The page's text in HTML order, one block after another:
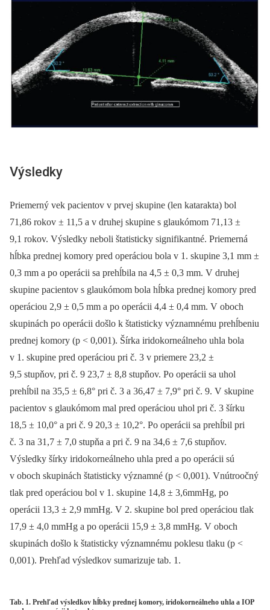
Výsledky
Priemerný vek pacientov v prvej skupine (len katarakta) bol
71,86 rokov ± 11,5 a v druhej skupine s glaukómom 71,13 ±
9,1 rokov. Výsledky neboli štatisticky signifikantné. Priemerná
hĺbka prednej komory pred operáciou bola v 1. skupine 3,1 mm ±
0,3 mm a po operácii sa prehĺbila na 4,5 ± 0,3 mm. V druhej
skupine pacientov s glaukómom bola hĺbka prednej komory pred
operáciou 2,9 ± 0,5 mm a po operácii 4,4 ± 0,4 mm. V oboch
skupinách po operácii došlo k štatisticky významnému prehĺbeniu
prednej komory (p < 0,001). Šírka iridokorneálneho uhla bola
v 1. skupine pred operáciou pri č. 3 v priemere 23,2 ±
9,5 stupňov, pri č. 9 23,7 ± 8,8 stupňov. Po operácii sa uhol
prehĺbil na 35,5 ± 6,8° pri č. 3 a 36,47 ± 7,9° pri č. 9. V skupine
pacientov s glaukómom mal pred operáciou uhol pri č. 3 šírku
18,5 ± 10,0° a pri č. 9 20,3 ± 10,2°. Po operácii sa prehĺbil pri
č. 3 na 31,7 ± 7,0 stupňa a pri č. 9 na 34,6 ± 7,6 stupňov.
Výsledky šírky iridokorneálneho uhla pred a po operácii sú
v oboch skupinách štatisticky významné (p < 0,001). Vnútroočný
tlak pred operáciou bol v 1. skupine 14,8 ± 3,6mmHg, po
operácii 13,3 ± 2,9 mmHg. V 2. skupine bol pred operáciou tlak
17,9 ± 4,0 mmHg a po operácii 15,9 ± 3,8 mmHg. V oboch
skupinách došlo k štatisticky významnému poklesu tlaku (p <
0,001). Prehľad výsledkov sumarizuje tab. 1.
Tab. 1. Prehľad výsledkov hĺbky prednej komory, iridokorneálneho uhla a IOP